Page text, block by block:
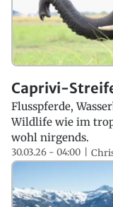
Caprivi-
Flusspferde,
Wildlife wie im
wohl nirgends.
30.03.26 - 04:00